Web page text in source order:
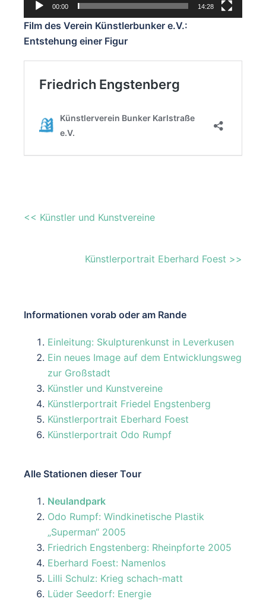
00:00 14:28
Film des Verein Künstlerbunker e.V.:
Entstehung einer Figur
<< Künstler und Kunstvereine
Künstlerportrait Eberhard Foest >>
Informationen vorab oder am Rande
Einleitung: Skulpturenkunst in Leverkusen
Ein neues Image auf dem Entwicklungsweg
zur Großstadt
Künstler und Kunstvereine
Künstlerportrait Friedel Engstenberg
Künstlerportrait Eberhard Foest
Künstlerportrait Odo Rumpf
Alle Stationen dieser Tour
Neulandpark
Odo Rumpf: Windkinetische Plastik
„Superman“ 2005
Friedrich Engstenberg: Rheinpforte 2005
Eberhard Foest: Namenlos
Lilli Schulz: Krieg schach-matt
Lüder Seedorf: Energie